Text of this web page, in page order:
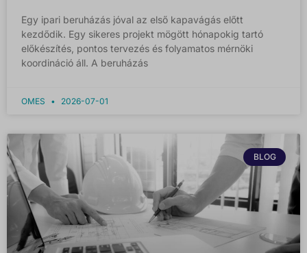
Egy ipari beruházás jóval az első kapavágás előtt
kezdődik. Egy sikeres projekt mögött hónapokig tartó
előkészítés, pontos tervezés és folyamatos mérnöki
koordináció áll. A beruházás
OMES 2026-07-01
BLOG